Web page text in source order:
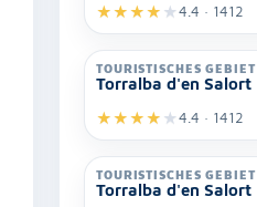
★★★★ ★4.4 · 1412
TOURISTISCHES GEBIET
Torralba d'en Salort
★★★★ ★4.4 · 1412
TOURISTISCHES GEBIET
Torralba d'en Salort